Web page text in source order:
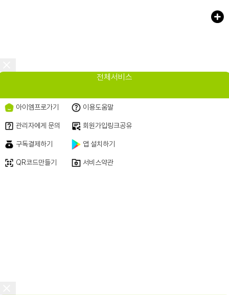
전체서비스
아이엠프로가기 이용도움말
관리자에게 문의 회원가입링크공유
구독결제하기 앱 설치하기
QR코드만들기 서비스약관